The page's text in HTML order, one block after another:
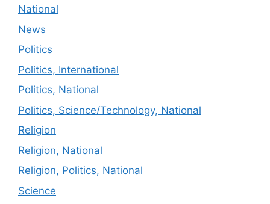
National
News
Politics
Politics, International
Politics, National
Politics, Science/Technology, National
Religion
Religion, National
Religion, Politics, National
Science